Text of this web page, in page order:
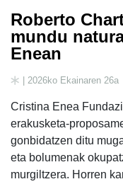
Roberto
mundu
Enean
| 2026ko Ekainaren 26a
Cristina Enea
erakusketa-
gonbidatzen ditu
eta bolumenak
murgiltzera. Horren